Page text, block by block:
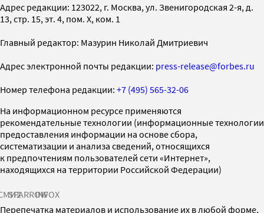
Адрес редакции: 123022, г. Москва, ул. Звенигородская 2-я, д.
13, стр. 15, эт. 4, пом. X, ком. 1
Главный редактор: Мазурин Николай Дмитриевич
Адрес электронной почты редакции: press-release@forbes.ru
Номер телефона редакции: +7 (495) 565-32-06
На информационном ресурсе применяются
рекомендательные технологии (информационные технологии
предоставления информации на основе сбора,
систематизации и анализа сведений, относящихся
к предпочтениям пользователей сети «Интернет»,
находящихся на территории Российской Федерации)
SPARROWINFOX
Перепечатка материалов и использование их в любой форме,